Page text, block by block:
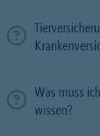
Was muss
wissen?